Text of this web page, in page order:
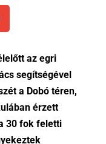
az egri
segítségével
a Dobó téren,
érzett
30 fok feletti